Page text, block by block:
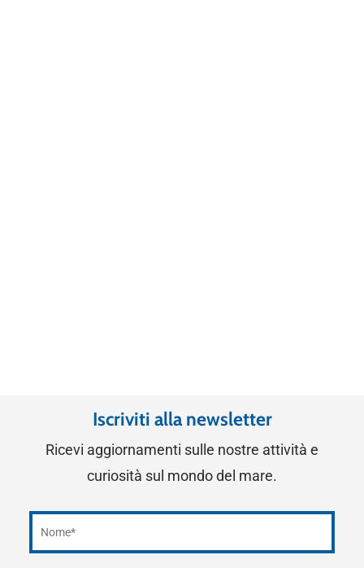
Iscriviti alla newsletter
Ricevi aggiornamenti sulle nostre attività e
curiosità sul mondo del mare.